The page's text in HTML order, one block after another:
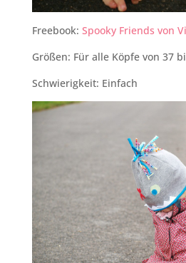
Freebook: Spooky Friends von
Größen: Für alle Köpfe von 37
Schwierigkeit: Einfach